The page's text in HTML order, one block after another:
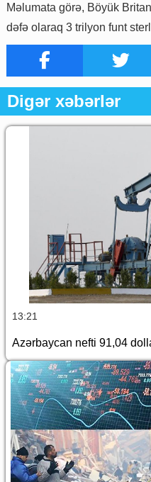
Məlumata görə, Böyük
dəfə olaraq 3 trilyon funt
Digər xəbərlər
13:21
Azərbaycan nefti 91,04